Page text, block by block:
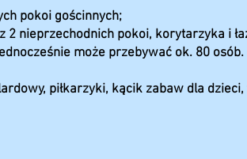
pokoi gościnnych;
2 nieprzechodnich pokoi, korytarzyka i
może przebywać ok. 80
piłkarzyki, kącik zabaw dla dzieci,